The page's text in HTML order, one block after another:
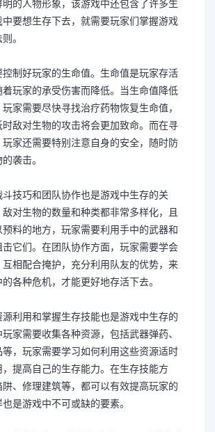
的人物形象，该游戏中还包含了许多生
要想生存下去，就需要玩家们掌握游戏
。
制好玩家的生命值。生命值是玩家存活
着玩家的承受伤害而降低。当生命值降低
家需要尽快寻找治疗药物恢复生命值，
敌对生物的攻击将会更加致命。而在寻
家还需要特别注意自身的安全，随时防
袭击。
技巧和团队协作也是游戏中生存的关
对生物的数量和种类都非常多样化，且
料的地方，玩家需要利用手中的武器和
它们。在团队协作方面，玩家需要学会
相配合掩护，充分利用队友的优势，来
各种危机，才能更好地存活下去。
利用和掌握生存技能也是游戏中生存的
家需要收集各种资源，包括武器弹药、
，玩家需要学习如何利用这些资源适时
提高自己的生存能力。在生存技能方
、修理建筑等，都可以有效提高玩家的
是游戏中不可或缺的要素。